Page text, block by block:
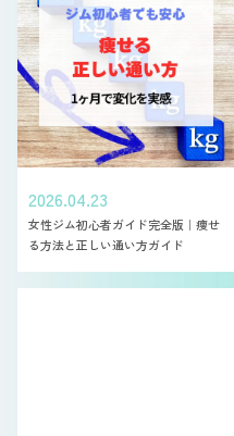
2026.04.23
女性ジム初心者ガイド完全版｜痩せ
る方法と正しい通い方ガイド